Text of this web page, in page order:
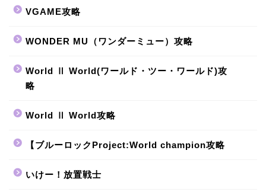
VGAME攻略
WONDER MU（ワンダーミュー）攻略
World Ⅱ World(ワールド・ツー・ワールド)攻
略
World Ⅱ World攻略
【ブルーロックProject:World champion攻略
いけー！放置戦士